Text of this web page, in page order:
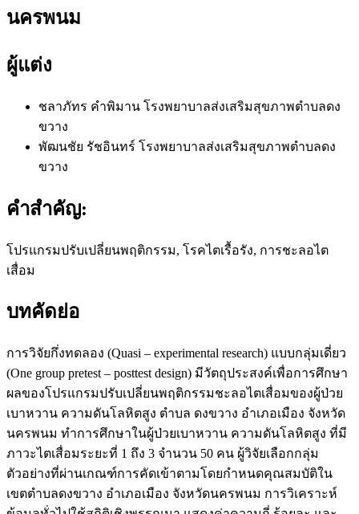
นครพนม
ผู้แต่ง
ชลาภัทร คำพิมาน โรงพยาบาลส่งเสริมสุขภาพตำบลดง
ขวาง
พัฒนชัย รัชอินทร์ โรงพยาบาลส่งเสริมสุขภาพตำบลดง
ขวาง
คำสำคัญ:
โปรแกรมปรับเปลี่ยนพฤติกรรม, โรคไตเรื้อรัง, การชะลอไต
เสื่อม
บทคัดย่อ
การวิจัยกึ่งทดลอง (Quasi – experimental research) แบบกลุ่มเดี่ยว
(One group pretest – posttest design) มีวัตถุประสงค์เพื่อการศึกษา
ผลของโปรแกรมปรับเปลี่ยนพฤติกรรมชะลอไตเสื่อมของผู้ป่วย
เบาหวาน ความดันโลหิตสูง ตำบล ดงขวาง อำเภอเมือง จังหวัด
นครพนม ทำการศึกษาในผู้ป่วยเบาหวาน ความดันโลหิตสูง ที่มี
ภาวะไตเสื่อมระยะที่ 1 ถึง 3 จำนวน 50 คน ผู้วิจัยเลือกกลุ่ม
ตัวอย่างที่ผ่านเกณฑ์การคัดเข้าตามโดยกำหนดคุณสมบัติใน
เขตตำบลดงขวาง อำเภอเมือง จังหวัดนครพนม การวิเคราะห์